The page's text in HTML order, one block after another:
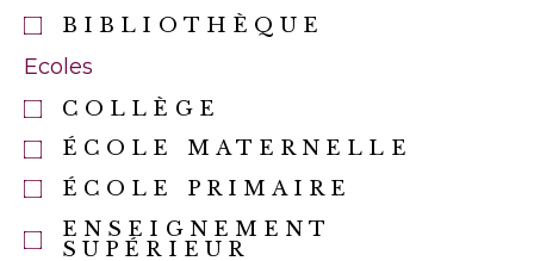
BIBLIOTHÈQUE
Ecoles
COLLÈGE
ÉCOLE MATERNELLE
ÉCOLE PRIMAIRE
ENSEIGNEMENT
SUPÉRIEUR